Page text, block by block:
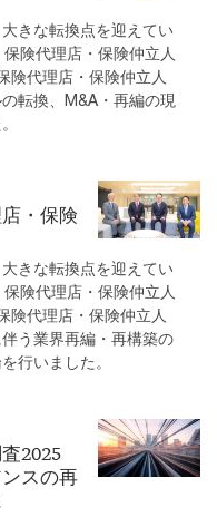
きな転換点を迎えてい
険代理店・保険仲立人
険代理店・保険仲立人
転換、M&A・再編の現
・保険
きな転換点を迎えてい
険代理店・保険仲立人
険代理店・保険仲立人
う業界再編・再構築の
行いました。
2025
スの再